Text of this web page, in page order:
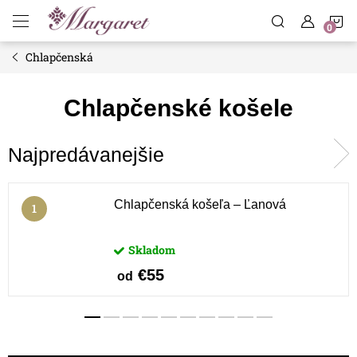
obsah
Chlapčenská
Chlapčenské košele
Najpredávanejšie
Chlapčenská košeľa – Ľanová
Skladom
od €55